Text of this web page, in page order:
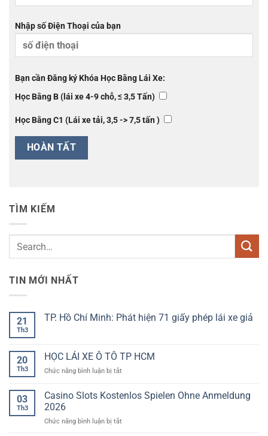
Nhập số Điện Thoại của bạn
Bạn cần Đăng ký Khóa Học Bằng Lái Xe:
Học Bằng B (lái xe 4-9 chỗ, ≤ 3,5 Tấn)
Học Bằng C1 (Lái xe tải, 3,5 -> 7,5 tấn )
TÌM KIẾM
TIN MỚI NHẤT
21
Th3
TP. Hồ Chí Minh: Phát hiện 71 giấy phép lái xe giả
luận
ở
TP.
Minh:
Phát
hiện
giấy
20
Th3
HỌC LÁI XE Ô TÔ TP HCM
Chức năng bình luận bị tắt
LÁI
XE
03
Th3
Casino Slots Kostenlos Spielen Ohne Anmeldung
2026
Chức năng bình luận bị tắt